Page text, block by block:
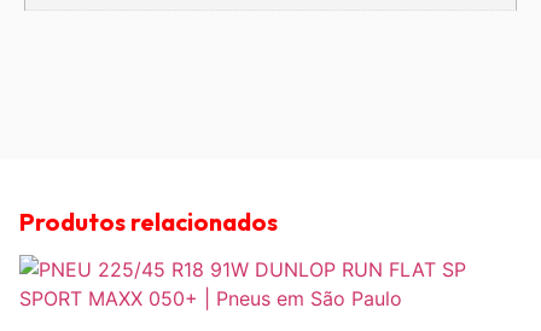
Produtos relacionados